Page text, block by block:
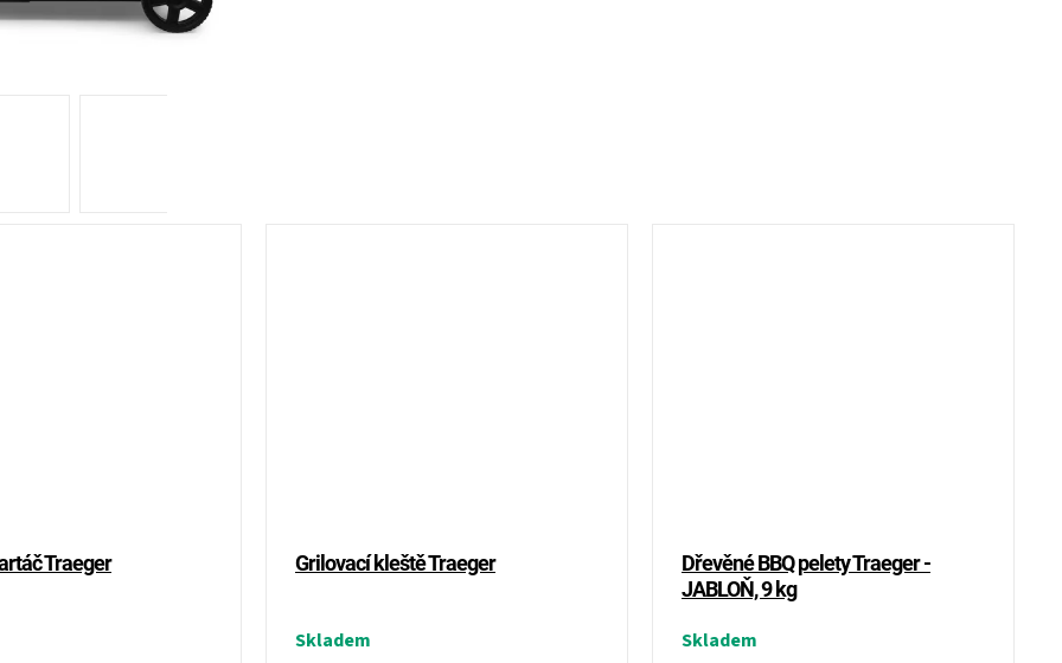
Traeger Grilovací kleště Traeger
Skladem
Dřevěné BBQ pelety Traeger -
JABLOŇ, 9 kg
Skladem